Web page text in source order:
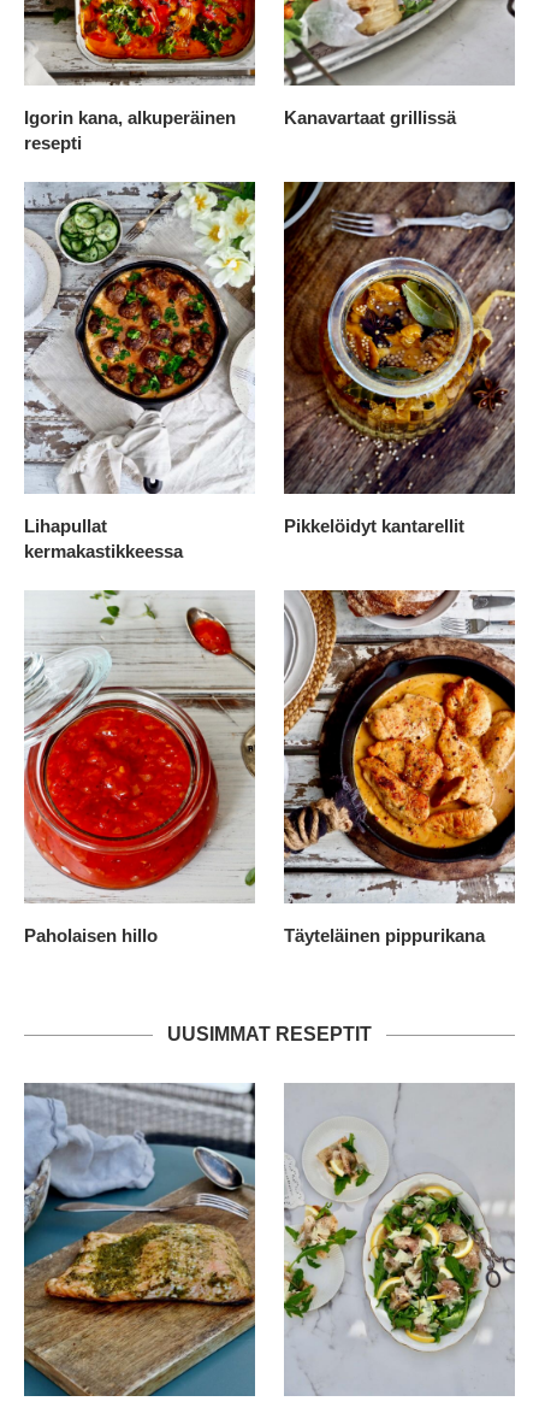
Igorin kana, alkuperäinen
resepti
Kanavartaat grillissä
Lihapullat
kermakastikkeessa
Pikkelöidyt kantarellit
Paholaisen hillo Täyteläinen pippurikana
UUSIMMAT RESEPTIT